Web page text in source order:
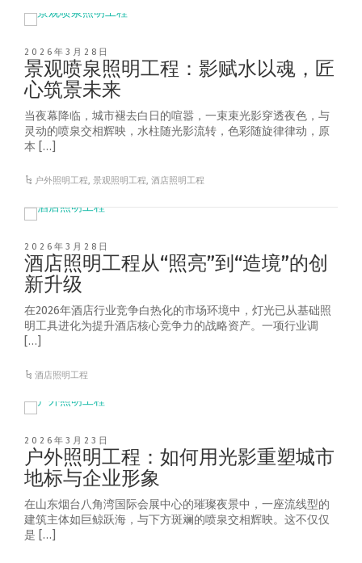
2026年3月28日
景观喷泉照明工程：影赋水以魂，匠
心筑景未来
当夜幕降临，城市褪去白日的喧嚣，一束束光影穿透夜色，与
灵动的喷泉交相辉映，水柱随光影流转，色彩随旋律律动，原
本 […]
户外照明工程,景观照明工程,酒店照明工程
2026年3月28日
酒店照明工程从“照亮”到“造境”的创
新升级
在2026年酒店行业竞争白热化的市场环境中，灯光已从基础照
明工具进化为提升酒店核心竞争力的战略资产。一项行业调
[…]
酒店照明工程
2026年3月23日
户外照明工程：如何用光影重塑城市
地标与企业形象
在山东烟台八角湾国际会展中心的璀璨夜景中，一座流线型的
建筑主体如巨鲸跃海，与下方斑斓的喷泉交相辉映。这不仅仅
是 […]